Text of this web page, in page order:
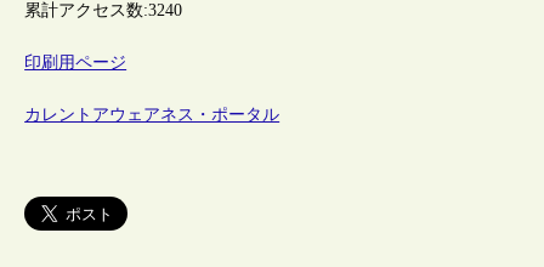
累計アクセス数:3240
印刷用ページ
カレントアウェアネス・ポータル